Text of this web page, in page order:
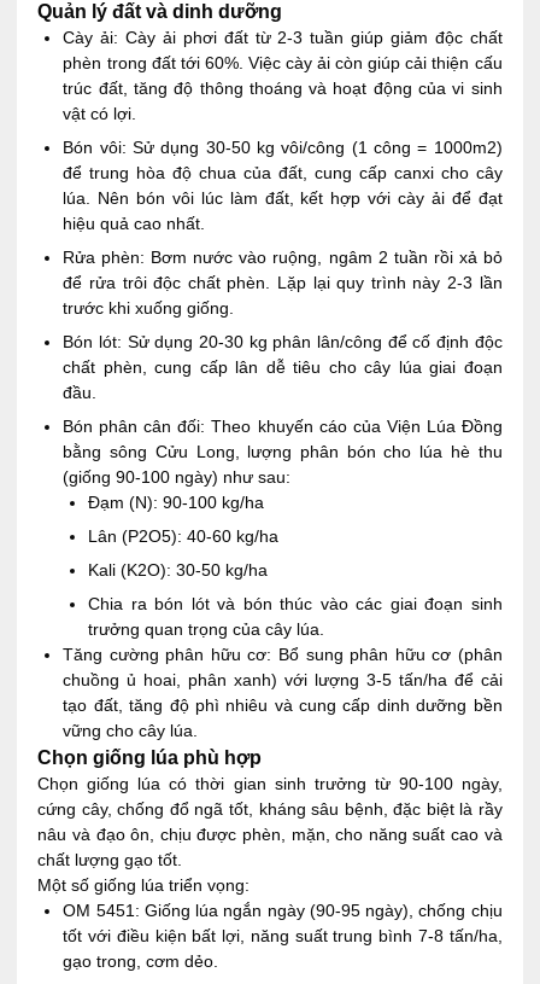
Quản lý đất và dinh dưỡng
Cày ải: Cày ải phơi đất từ 2-3 tuần giúp giảm độc chất
phèn trong đất tới 60%. Việc cày ải còn giúp cải thiện cấu
trúc đất, tăng độ thông thoáng và hoạt động của vi sinh
vật có lợi.
Bón vôi: Sử dụng 30-50 kg vôi/công (1 công = 1000m2)
để trung hòa độ chua của đất, cung cấp canxi cho cây
lúa. Nên bón vôi lúc làm đất, kết hợp với cày ải để đạt
hiệu quả cao nhất.
Rửa phèn: Bơm nước vào ruộng, ngâm 2 tuần rồi xả bỏ
để rửa trôi độc chất phèn. Lặp lại quy trình này 2-3 lần
trước khi xuống giống.
Bón lót: Sử dụng 20-30 kg phân lân/công để cố định độc
chất phèn, cung cấp lân dễ tiêu cho cây lúa giai đoạn
đầu.
Bón phân cân đối: Theo khuyến cáo của Viện Lúa Đồng
bằng sông Cửu Long, lượng phân bón cho lúa hè thu
(giống 90-100 ngày) như sau:
Đạm (N): 90-100 kg/ha
Lân (P2O5): 40-60 kg/ha
Kali (K2O): 30-50 kg/ha
Chia ra bón lót và bón thúc vào các giai đoạn sinh
trưởng quan trọng của cây lúa.
Tăng cường phân hữu cơ: Bổ sung phân hữu cơ (phân
chuồng ủ hoai, phân xanh) với lượng 3-5 tấn/ha để cải
tạo đất, tăng độ phì nhiêu và cung cấp dinh dưỡng bền
vững cho cây lúa.
Chọn giống lúa phù hợp
Chọn giống lúa có thời gian sinh trưởng từ 90-100 ngày,
cứng cây, chống đổ ngã tốt, kháng sâu bệnh, đặc biệt là rầy
nâu và đạo ôn, chịu được phèn, mặn, cho năng suất cao và
chất lượng gạo tốt.
Một số giống lúa triển vọng:
OM 5451: Giống lúa ngắn ngày (90-95 ngày), chống chịu
tốt với điều kiện bất lợi, năng suất trung bình 7-8 tấn/ha,
gạo trong, cơm dẻo.